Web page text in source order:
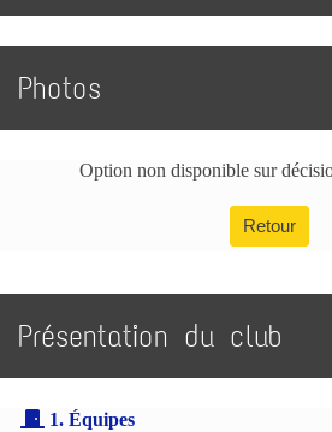
Photos
Option non disponible sur
Retour
Présentation du club
1. Équipes